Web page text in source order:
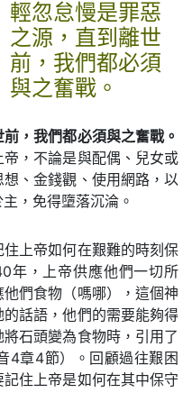
輕忽怠慢是罪惡
之源，直到離世
前，我們都必須
與之奮戰。
，我們都必須與之奮戰。
，不論是與配偶、兒女或
、金錢觀、使用網路，以
，免得墮落沉淪。
上帝如何在艱難的時刻保
年，上帝供應他們一切所
們食物（嗎哪），這個神
話語，他們的需要能夠得
石頭變為食物時，引用了
4章4節）。回顧過往艱困
住上帝是如何在其中保守